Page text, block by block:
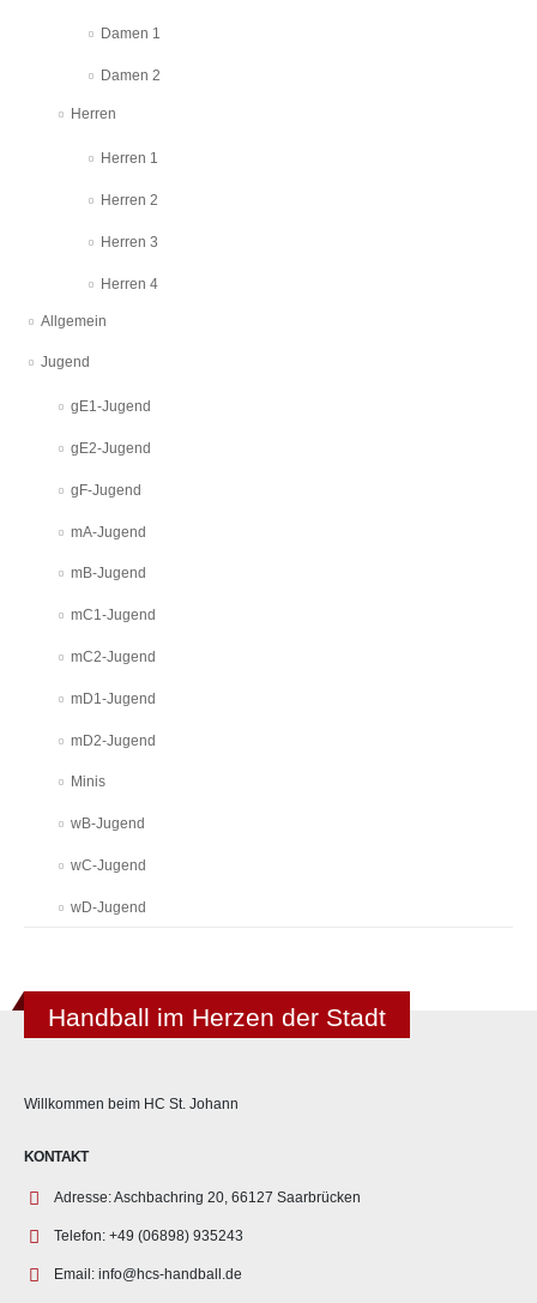
Damen 1
Damen 2
Herren
Herren 1
Herren 2
Herren 3
Herren 4
Allgemein
Jugend
gE1-Jugend
gE2-Jugend
gF-Jugend
mA-Jugend
mB-Jugend
mC1-Jugend
mC2-Jugend
mD1-Jugend
mD2-Jugend
Minis
wB-Jugend
wC-Jugend
wD-Jugend
Handball im Herzen der Stadt
Willkommen beim HC St. Johann
KONTAKT
Adresse:Aschbachring 20, 66127 Saarbrücken
Telefon: +49 (06898) 935243
Email: info@hcs-handball.de